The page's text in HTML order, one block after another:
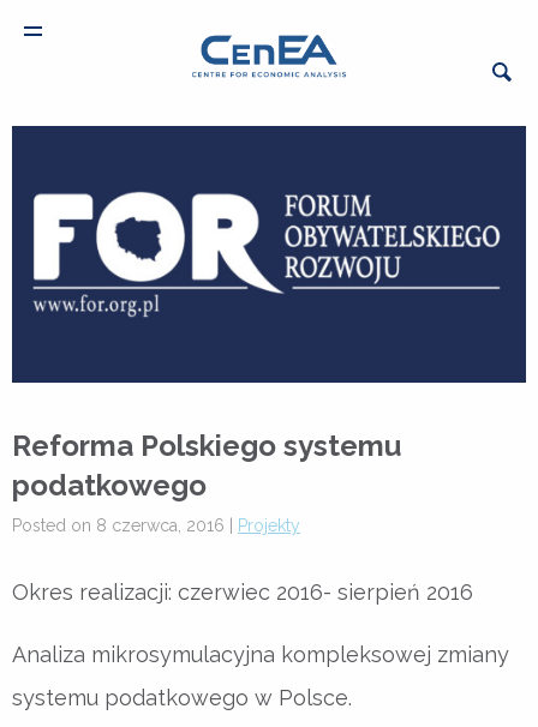
Reforma Polskiego systemu
podatkowego
Posted on 8 czerwca, 2016 | Projekty
Okres realizacji: czerwiec 2016- sierpień 2016
Analiza mikrosymulacyjna kompleksowej zmiany
systemu podatkowego w Polsce.